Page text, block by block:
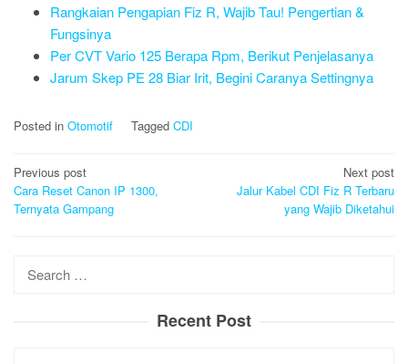
Rangkaian Pengapian Fiz R, Wajib Tau! Pengertian &
Fungsinya
Per CVT Vario 125 Berapa Rpm, Berikut Penjelasanya
Jarum Skep PE 28 Biar Irit, Begini Caranya Settingnya
Posted in Otomotif Tagged CDI
Post
navigation
Previous post
Cara Reset Canon IP 1300,
Ternyata Gampang
Next post
Jalur Kabel CDI Fiz R Terbaru
yang Wajib Diketahui
Search
Recent Post